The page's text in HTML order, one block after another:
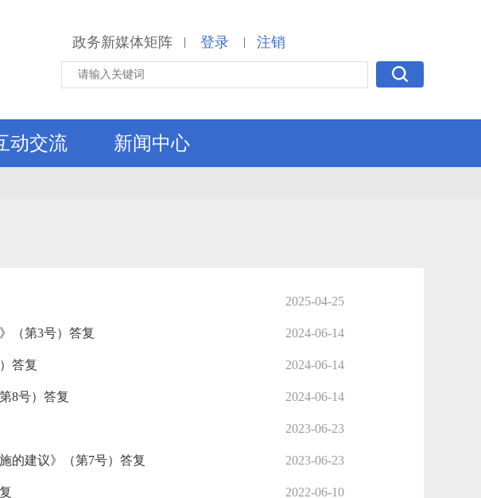
政务新媒体矩阵 | 登录 | 注销
动交流 新闻中心
2025-04-25
（第3号）答复 2024-06-14
答复 2024-06-14
8号）答复 2024-06-14
2023-06-23
的建议》（第7号）答复 2023-06-23
2022-06-10